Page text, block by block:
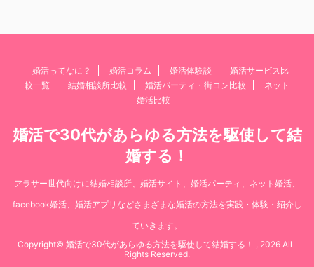
婚活ってなに？ 婚活コラム 婚活体験談
婚活サービス比
較一覧
結婚相談所比較 婚活パーティ・街コン比較
ネット
婚活比較
婚活で30代があらゆる方法を駆使して結
婚する！
アラサー世代向けに結婚相談所、婚活サイト、婚活パーティ、ネット婚活、
facebook婚活、婚活アプリなどさまざまな婚活の方法を実践・体験・紹介し
ていきます。
Copyright© 婚活で30代があらゆる方法を駆使して結婚する！ , 2026 All
Rights Reserved.